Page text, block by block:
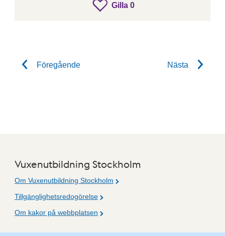
Gilla 0gillar inlägget
Föregående Nästa
Vuxenutbildning Stockholm
Om Vuxenutbildning Stockholm
Tillgänglighetsredogörelse
Om kakor på webbplatsen